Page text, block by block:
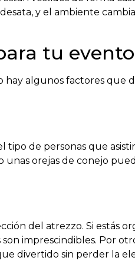
y el ambiente
tu evento
algunos factores que
de personas que
orejas de conejo
del atrezzo. Si estás
imprescindibles. Por
divertido sin perder la